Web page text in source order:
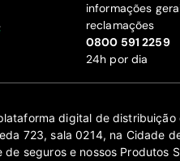
informações
reclamações
‍0800 591 2259
24h por dia
digital de distribuição
723, sala 0214, na Cidade
seguros e nossos Produtos